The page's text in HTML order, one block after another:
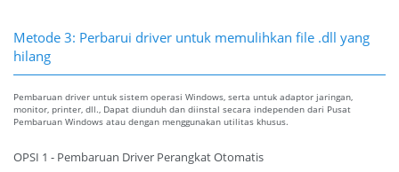
Metode 3: Perbarui driver untuk memulihkan file .dll yang
hilang
Pembaruan driver untuk sistem operasi Windows, serta untuk adaptor jaringan,
monitor, printer, dll., Dapat diunduh dan diinstal secara independen dari Pusat
Pembaruan Windows atau dengan menggunakan utilitas khusus.
OPSI 1 - Pembaruan Driver Perangkat Otomatis